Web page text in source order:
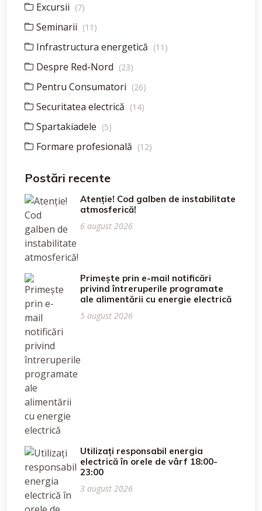
Excursii (7)
Seminarii (11)
Infrastructura energetică (11)
Despre Red-Nord (23)
Pentru Consumatori (26)
Securitatea electrică (14)
Spartakiadele (5)
Formare profesională (12)
Postări recente
Atenție! Cod galben de instabilitate
atmosferică!
6 august 2026
Primește prin e-mail notificări
privind întreruperile programate
ale alimentării cu energie electrică
5 august 2026
Utilizați responsabil energia
electrică în orele de vârf 18:00-
23:00
3 august 2026